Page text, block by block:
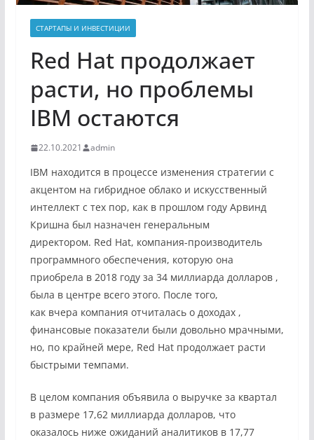
СТАРТАПЫ И ИНВЕСТИЦИИ
Red Hat продолжает
расти, но проблемы
IBM остаются
22.10.2021 admin
IBM находится в процессе изменения стратегии с
акцентом на гибридное облако и искусственный
интеллект с тех пор, как в прошлом году Арвинд
Кришна был назначен генеральным
директором. Red Hat, компания-производитель
программного обеспечения, которую она
приобрела в 2018 году за 34 миллиарда долларов ,
была в центре всего этого. После того,
как вчера компания отчиталась о доходах,
финансовые показатели были довольно мрачными,
но, по крайней мере, Red Hatпродолжает расти
быстрыми темпами.
В целом компания объявила о выручке за квартал
в размере 17,62 миллиарда долларов, что
оказалось ниже ожиданий аналитиков в 17,77